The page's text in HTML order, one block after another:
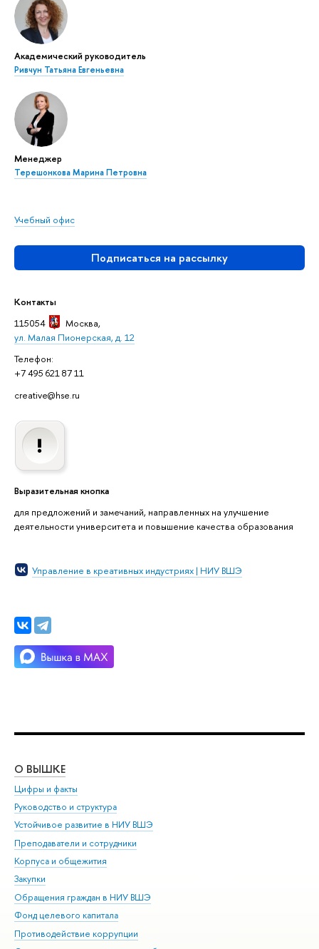
Академический руководитель
Ривчун Татьяна Евгеньевна
Менеджер
Терешонкова Марина Петровна
Учебный офис
Подписаться на рассылку
Контакты
115054
Москва,
ул. Малая Пионерская, д. 12
Телефон:
+7 495 621 87 11
creative@hse.ru
Выразительная кнопка
для предложений и замечаний, направленных на улучшение
деятельности университета и повышение качества образования
Управление в креативных индустриях | НИУ ВШЭ
О ВЫШКЕ
Цифры и факты
Руководство и структура
Устойчивое развитие в НИУ ВШЭ
Преподаватели и сотрудники
Корпуса и общежития
Закупки
Обращения граждан в НИУ ВШЭ
Фонд целевого капитала
Противодействие коррупции